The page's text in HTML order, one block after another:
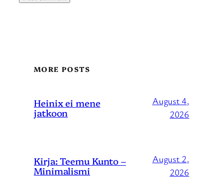
MORE POSTS
Heinix ei mene
jatkoon
August 4,
2026
Kirja: Teemu Kunto –
Minimalismi
August 2,
2026